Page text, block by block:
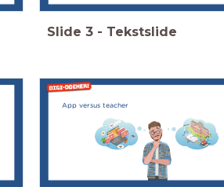
Slide 3 - Tekstslide
App versus teacher